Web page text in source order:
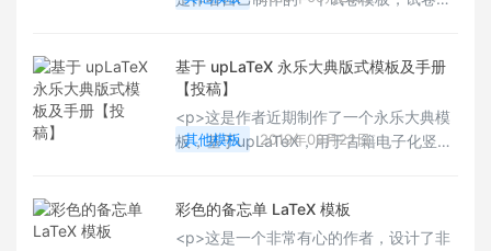
target="_blank" title="exam文档类">
<span style="font-size: 14px;">exam
文档类</span></a><span style="font-
size: 14px;">，评分标准参考自<a
基于 upLaTeX 永乐大典版式模板及手册
【投稿】
<p>这是作者近期制作了一个永乐大典模
板，基于upLaTeX，用于古籍电子化竖排
阁，页448字。（每行28字x16行每页，
每葉896字）。卷标题使用抬格，章标题
其他模板 2019年09月22日
彩色的备忘单 LaTeX 模板
<p>这是一个非常有心的作者，设计了非